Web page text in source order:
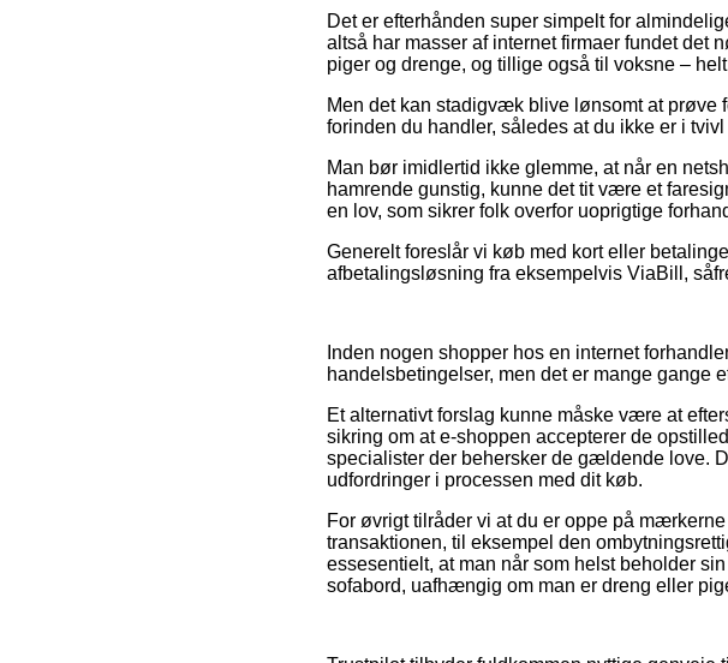
Det er efterhånden super simpelt for
altså har masser af internet firmaer fundet det
piger og drenge, og tillige også til voksne –
Men det kan stadigvæk blive lønsomt at prøve
forinden du handler, således at du ikke er i
Man bør imidlertid ikke glemme, at når en
hamrende gunstig, kunne det tit være et
en lov, som sikrer folk overfor uoprigtige
Generelt foreslår vi køb med kort eller
afbetalingsløsning fra eksempelvis ViaBill,
Inden nogen shopper hos en internet
handelsbetingelser, men det er mange gange
Et alternativt forslag kunne måske være at
sikring om at e-shoppen accepterer de
specialister der behersker de gældende love.
udfordringer i processen med dit køb.
For øvrigt tilråder vi at du er oppe på
transaktionen, til eksempel den
essesentielt, at man når som helst beholder
sofabord, uafhængig om man er dreng eller